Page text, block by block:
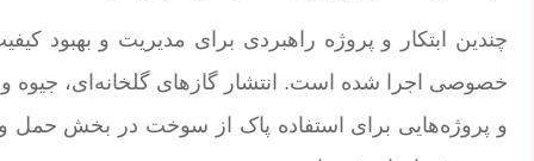
چندین ابتکار و پروژه راهبردی برای مدیریت و بهبود
خصوصی اجرا شده است. انتشار گازهای گلخانه‌ای، جیوه
و پروژه‌هایی برای استفاده پاک از سوخت در بخش حمل و